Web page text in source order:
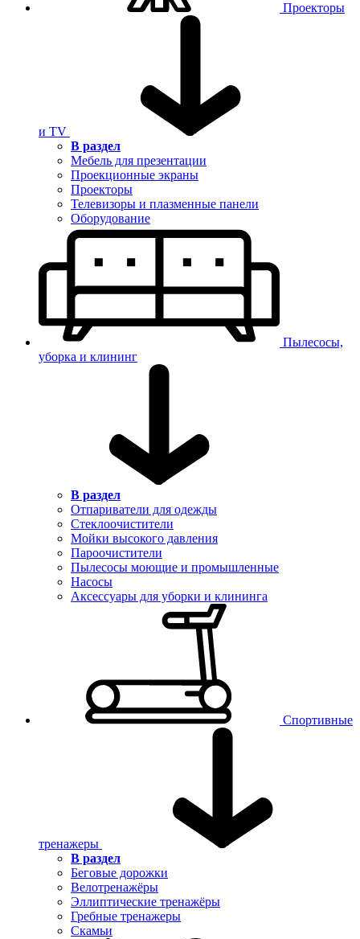
Проекторы
и TV
В раздел
Мебель для презентации
Проекционные экраны
Проекторы
Телевизоры и плазменные панели
Оборудование
Пылесосы,
уборка и клининг
В раздел
Отпариватели для одежды
Стеклоочистители
Мойки высокого давления
Пароочистители
Пылесосы моющие и промышленные
Насосы
Аксессуары для уборки и клининга
Спортивные
тренажеры
В раздел
Беговые дорожки
Велотренажёры
Эллиптические тренажёры
Гребные тренажеры
Скамьи